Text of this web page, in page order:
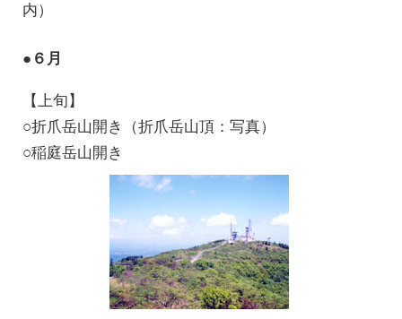
内）
●６月
【上旬】
○折爪岳山開き（折爪岳山頂：写真）
○稲庭岳山開き